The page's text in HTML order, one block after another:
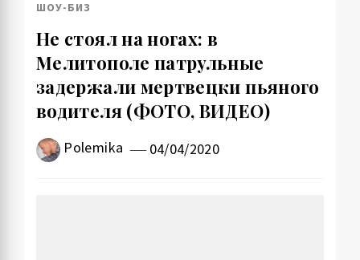
ШОУ-БИЗ
Не стоял на ногах: в
Мелитополе патрульные
задержали мертвецки пьяного
водителя (ФОТО, ВИДЕО)
Polemika 04/04/2020